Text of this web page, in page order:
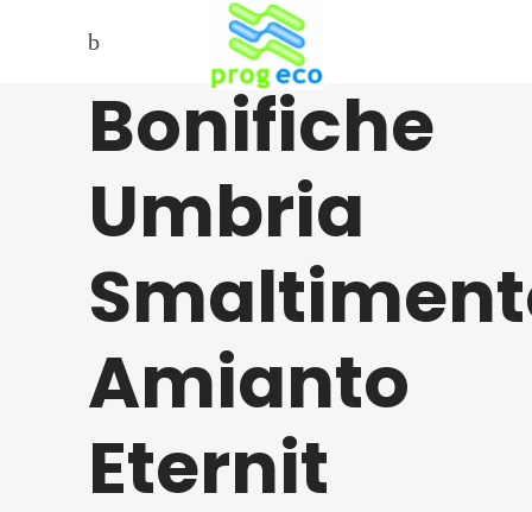
Bonifiche
Umbria
Amianto
Eternit